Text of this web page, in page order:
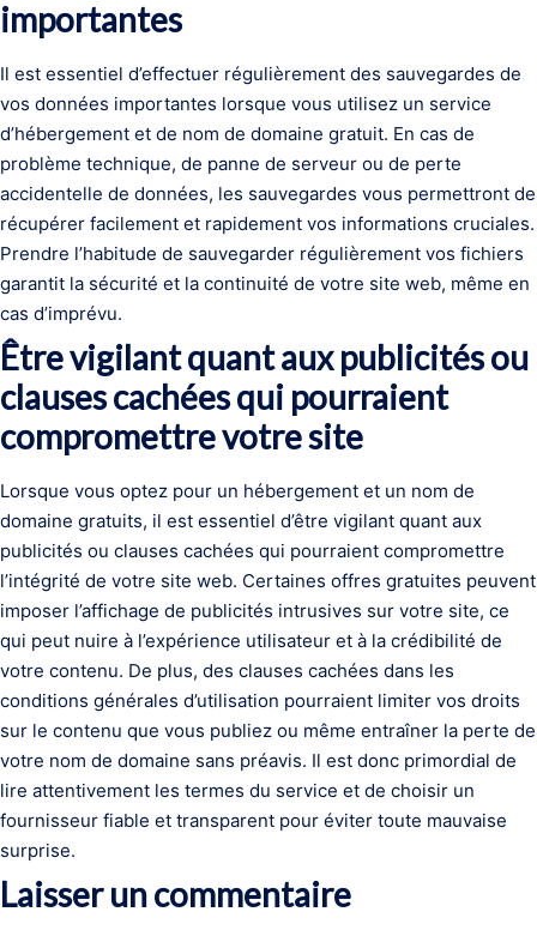
importantes
Il est essentiel d’effectuer régulièrement des sauvegardes de
vos données importantes lorsque vous utilisez un service
d’hébergement et de nom de domaine gratuit. En cas de
problème technique, de panne de serveur ou de perte
accidentelle de données, les sauvegardes vous permettront de
récupérer facilement et rapidement vos informations cruciales.
Prendre l’habitude de sauvegarder régulièrement vos fichiers
garantit la sécurité et la continuité de votre site web, même en
cas d’imprévu.
Être vigilant quant aux publicités ou
clauses cachées qui pourraient
compromettre votre site
Lorsque vous optez pour un hébergement et un nom de
domaine gratuits, il est essentiel d’être vigilant quant aux
publicités ou clauses cachées qui pourraient compromettre
l’intégrité de votre site web. Certaines offres gratuites peuvent
imposer l’affichage de publicités intrusives sur votre site, ce
qui peut nuire à l’expérience utilisateur et à la crédibilité de
votre contenu. De plus, des clauses cachées dans les
conditions générales d’utilisation pourraient limiter vos droits
sur le contenu que vous publiez ou même entraîner la perte de
votre nom de domaine sans préavis. Il est donc primordial de
lire attentivement les termes du service et de choisir un
fournisseur fiable et transparent pour éviter toute mauvaise
surprise.
Laisser un commentaire